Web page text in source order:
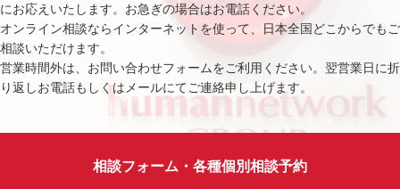
にお応えいたします。お急ぎの場合はお電話ください。
オンライン相談ならインターネットを使って、日本全国どこからでもご
相談いただけます。
営業時間外は、お問い合わせフォームをご利用ください。翌営業日に折
り返しお電話もしくはメールにてご連絡申し上げます。
相談フォーム・各種個別相談予約